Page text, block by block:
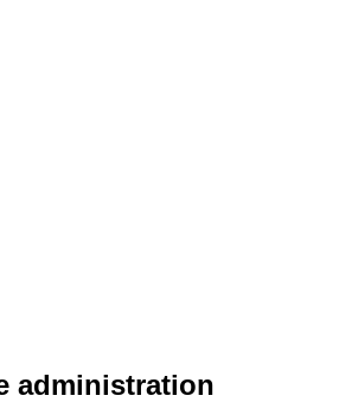
administration